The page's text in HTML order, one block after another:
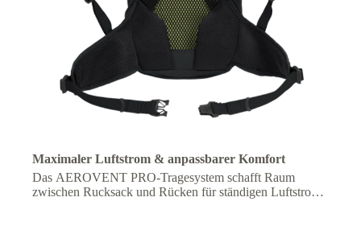
Maximaler Luftstrom & anpassbarer Komfort
Das AEROVENT PRO-Tragesystem schafft Raum
zwischen Rucksack und Rücken für ständigen Luftstrom